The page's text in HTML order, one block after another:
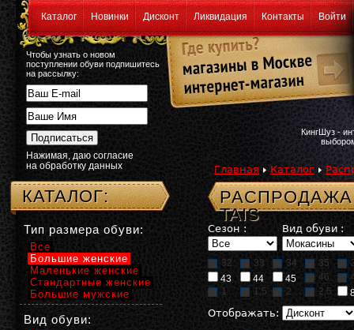
Каталог Новинки Дисконт Ликвидация Контакты Войти
Чтобы узнать о новом
поступлении обуви подпишитесь
на рассылку:
Нажимая, даю согласие
на обработку данных
КингШуз -
Главная Каталог
TAIS
Сезон : Вид обуви :
32 33 34 35
43
44 45 46
1
1,5 2 2,5
Отображать:
КАТАЛОГ:
Тип размера обуви:
Все
Большие женские
Маленькие женские
Стандартные женские
Большие мужские
Вид обуви: